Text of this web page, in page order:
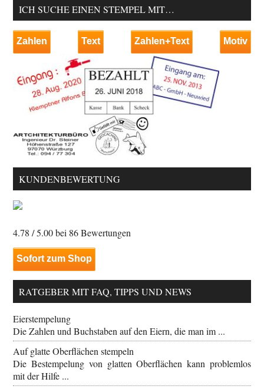
ICH SUCHE EINEN STEMPEL MIT…
Zahlen Text Zahlen+Text Motiv
KUNDENBEWERTUNG
4.78 / 5.00 bei 86Bewertungen
Sofort zum Shop
RATGEBER MIT FAQ, TIPPS UND NEWS
Eierstempelung
Die Zahlen und Buchstaben auf den Eiern, die man im ...
Auf glatte Oberflächen stempeln
Die Bestempelung von glatten Oberflächen kann problemlos
mit der Hilfe ...